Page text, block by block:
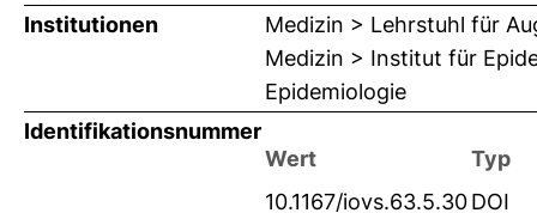
Institutionen
Medizin > Lehrstuhl für
Medizin > Institut für
Epidemiologie
Identifikationsnummer
Wert
Typ
10.1167/iovs.63.5.30DOI